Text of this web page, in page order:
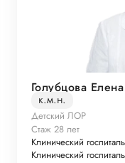
Голубцова
к.м.н.
Детский ЛОР
Стаж 28 лет
Клинический
Клинический